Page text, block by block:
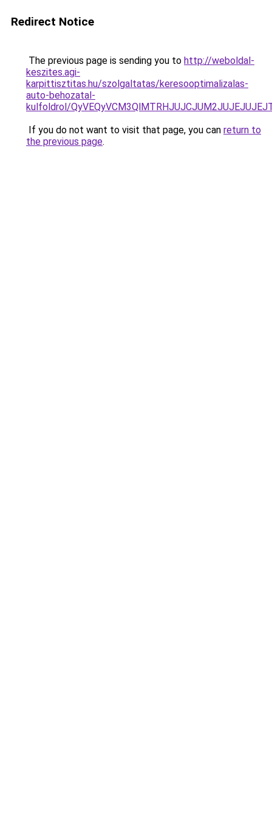
Redirect Notice
The previous page is sending you to http://weboldal-
keszites.agi-
karpittisztitas.hu/szolgaltatas/keresooptimalizalas-
auto-behozatal-
kulfoldrol/
If you do not want to visit that page, you can return to
the previous page.